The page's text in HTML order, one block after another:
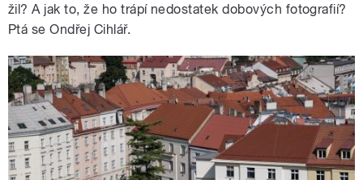
žil? A jak to, že ho trápí nedostatek dobových fotografií?
Ptá se Ondřej Cihlář.